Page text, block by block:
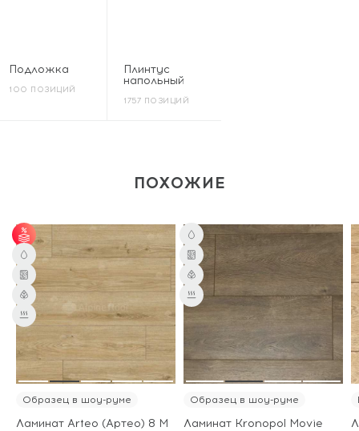
Подложка
100 ПОЗИЦИЙ
Плинтус
напольный
1757 ПОЗИЦИЙ
ПОХОЖИЕ
от 75 м² - скидка 7%;
от 101 м² - скидка
10%.
Образец в шоу-руме
Ламинат Arteo (Артео) 8 M
Образец в шоу-руме
Ламинат Kronopol Movie